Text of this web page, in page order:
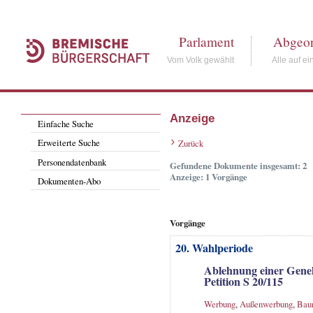
Parlament
Vom Volk gewählt Alle auf
Einfache Suche
Erweiterte Suche
Personendatenbank
Dokumenten-Abo
Anzeige
Zurück
Gefundene Dokumente insgesamt: 2
Anzeige: 1 Vorgänge
Vorgänge
20. Wahlperiode
Ablehnung einer
Petition S 20/115
Werbung,Außenwerbung,